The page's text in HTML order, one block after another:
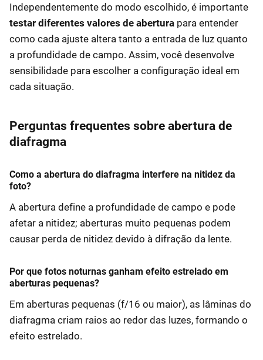
Independentemente do modo escolhido, é importante
testar diferentes valores de abertura para entender
como cada ajuste altera tanto a entrada de luz quanto
a profundidade de campo. Assim, você desenvolve
sensibilidade para escolher a configuração ideal em
cada situação.
Perguntas frequentes sobre abertura de
diafragma
Como a abertura do diafragma interfere na nitidez da
foto?
A abertura define a profundidade de campo e pode
afetar a nitidez; aberturas muito pequenas podem
causar perda de nitidez devido à difração da lente.
Por que fotos noturnas ganham efeito estrelado em
aberturas pequenas?
Em aberturas pequenas (f/16 ou maior), as lâminas do
diafragma criam raios ao redor das luzes, formando o
efeito estrelado.